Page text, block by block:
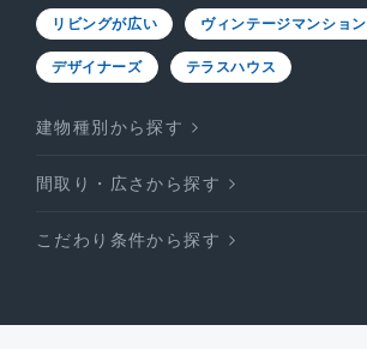
リビングが広い ヴィンテージマンション
デザイナーズ テラスハウス
建物種別から探す
間取り・広さから探す
こだわり条件から探す